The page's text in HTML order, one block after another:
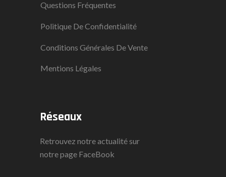
Questions Fréquentes
Politique De Confidentialité
Conditions Générales De Vente
Mentions Légales
Réseaux
Retrouvez notre actualité sur
notre page FaceBook